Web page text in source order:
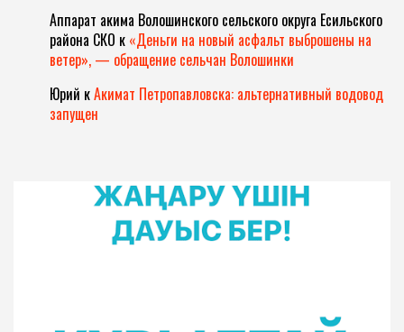
Аппарат акима Волошинского сельского округа Есильского
района СКО к «Деньги на новый асфальт выброшены на
ветер», — обращение сельчан Волошинки
Юрий кАкимат Петропавловска: альтернативный водовод
запущен